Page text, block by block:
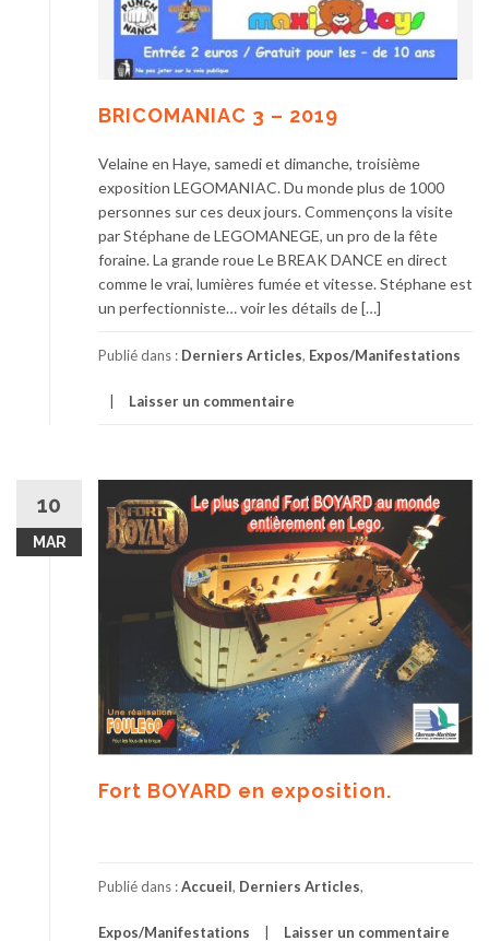
BRICOMANIAC 3 – 2019
Velaine en Haye, samedi et dimanche, troisième
exposition LEGOMANIAC. Du monde plus de 1000
personnes sur ces deux jours. Commençons la visite
par Stéphane de LEGOMANEGE, un pro de la fête
foraine. La grande roue Le BREAK DANCE en direct
comme le vrai, lumières fumée et vitesse. Stéphane est
un perfectionniste… voir les détails de […]
Publié dans : Derniers Articles, Expos/Manifestations
Laisser un commentaire
10
MAR
Fort BOYARD en exposition.
Publié dans :Accueil, Derniers Articles,
Expos/Manifestations Laisser un commentaire